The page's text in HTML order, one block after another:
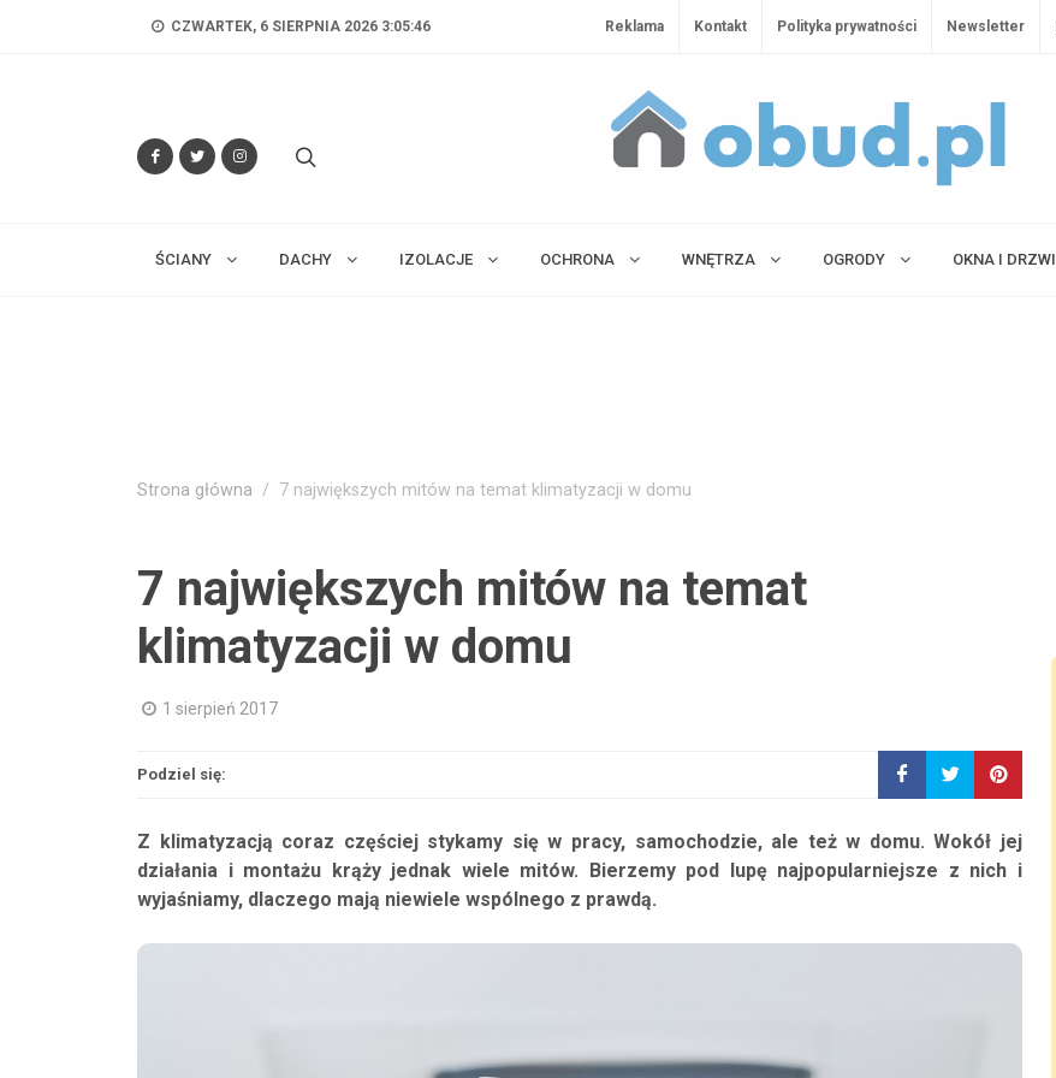
CZWARTEK, 6 SIERPNIA 2026 3:05:47 Reklama Kontakt Polityka prywatności Newsletter
ŚCIANY DACHY IZOLACJE OCHRONA WNĘTRZA OGRODY OKNA I DRZWI
Strona główna 7 największych mitów na temat klimatyzacji w domu
7 największych mitów na temat
klimatyzacji w domu
1 sierpień 2017
Podziel się:
Z klimatyzacją coraz częściej stykamy się w pracy, samochodzie, ale też w domu. Wokół jej
działania i montażu krąży jednak wiele mitów. Bierzemy pod lupę najpopularniejsze z nich i
wyjaśniamy, dlaczego mają niewiele wspólnego z prawdą.